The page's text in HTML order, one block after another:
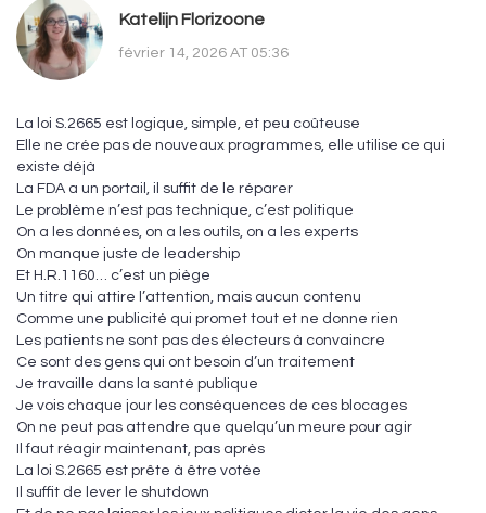
Katelijn Florizoone
février 14, 2026 AT 05:36
La loi S.2665 est logique, simple, et peu coûteuse
Elle ne crée pas de nouveaux programmes, elle utilise ce qui
existe déjà
La FDA a un portail, il suffit de le réparer
Le problème n’est pas technique, c’est politique
On a les données, on a les outils, on a les experts
On manque juste de leadership
Et H.R.1160… c’est un piège
Un titre qui attire l’attention, mais aucun contenu
Comme une publicité qui promet tout et ne donne rien
Les patients ne sont pas des électeurs à convaincre
Ce sont des gens qui ont besoin d’un traitement
Je travaille dans la santé publique
Je vois chaque jour les conséquences de ces blocages
On ne peut pas attendre que quelqu’un meure pour agir
Il faut réagir maintenant, pas après
La loi S.2665 est prête à être votée
Il suffit de lever le shutdown